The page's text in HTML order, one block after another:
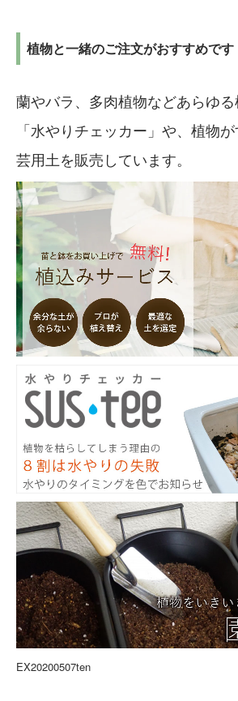
植物と一緒のご注文がおすすめです
蘭やバラ、多肉植物などあらゆ
「水やりチェッカー」や、植物
芸用土を販売しています。
EX20200507ten